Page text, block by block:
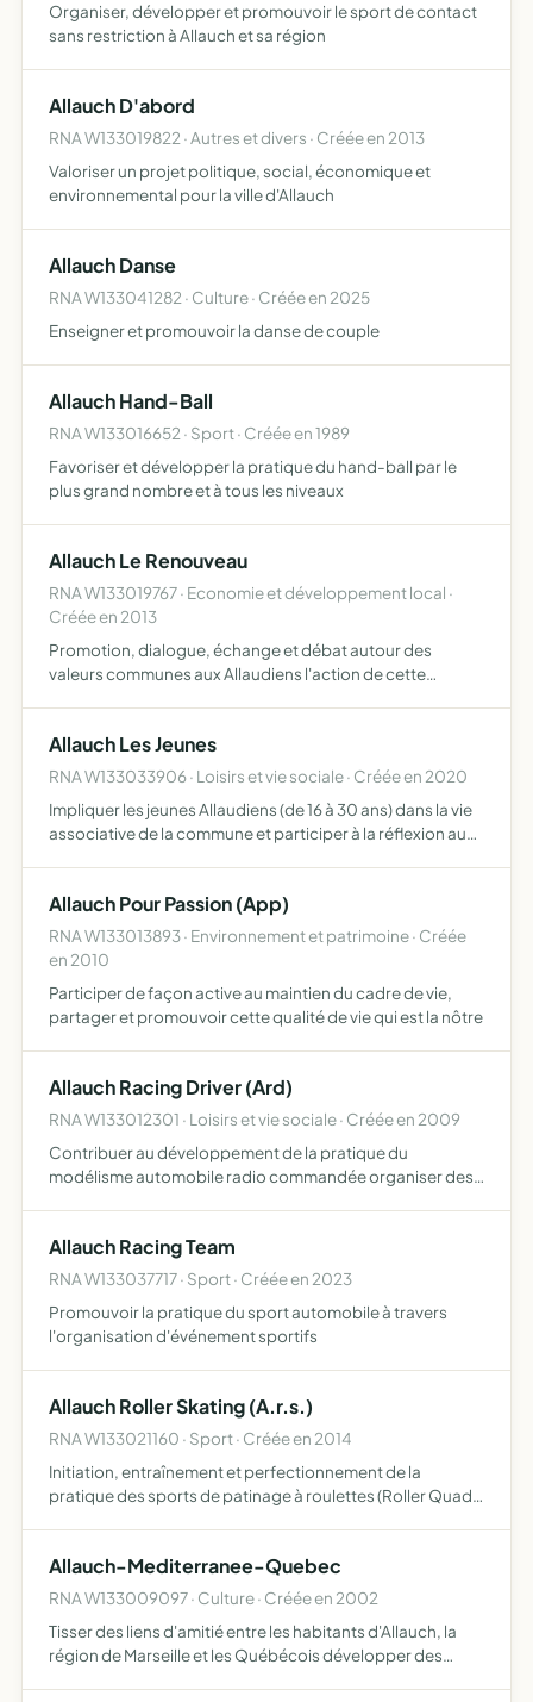
Organiser, développer et promouvoir le sport de contact
sans restriction à Allauch et sa région
Allauch D'abord
RNA W133019822 · Autres et divers · Créée en 2013
Valoriser un projet politique, social, économique et
environnemental pour la ville d'Allauch
Allauch Danse
RNA W133041282 · Culture · Créée en 2025
Enseigner et promouvoir la danse de couple
Allauch Hand-Ball
RNA W133016652 · Sport · Créée en 1989
Favoriser et développer la pratique du hand-ball par le
plus grand nombre et à tous les niveaux
Allauch Le Renouveau
RNA W133019767 · Economie et développement local ·
Créée en 2013
Promotion, dialogue, échange et débat autour des
valeurs communes aux Allaudiens l'action de cette
initiative per…
Allauch Les Jeunes
RNA W133033906 · Loisirs et vie sociale · Créée en 2020
Impliquer les jeunes Allaudiens (de 16 à 30 ans) dans la vie
associative de la commune et participer à la réflexion au
Allauch Pour Passion (App)
RNA W133013893 · Environnement et patrimoine · Créée
en 2010
Participer de façon active au maintien du cadre de vie,
partager et promouvoir cette qualité de vie qui est la nôtre
Allauch Racing Driver (Ard)
RNA W133012301 · Loisirs et vie sociale · Créée en 2009
Contribuer au développement de la pratique du
modélisme automobile radio commandée organiser des
automobile radio commandée être u…
Allauch Racing Team
RNA W133037717 · Sport · Créée en 2023
Promouvoir la pratique du sport automobile à travers
l'organisation d'événement sportifs
Allauch Roller Skating (A.r.s.)
RNA W133021160 · Sport · Créée en 2014
Initiation, entraînement et perfectionnement de la
pratique des sports de patinage à roulettes (Roller Quad
Allauch-Mediterranee-Quebec
RNA W133009097 · Culture · Créée en 2002
Tisser des liens d'amitié entre les habitants d'Allauch, la
région de Marseille et les Québécois développer des